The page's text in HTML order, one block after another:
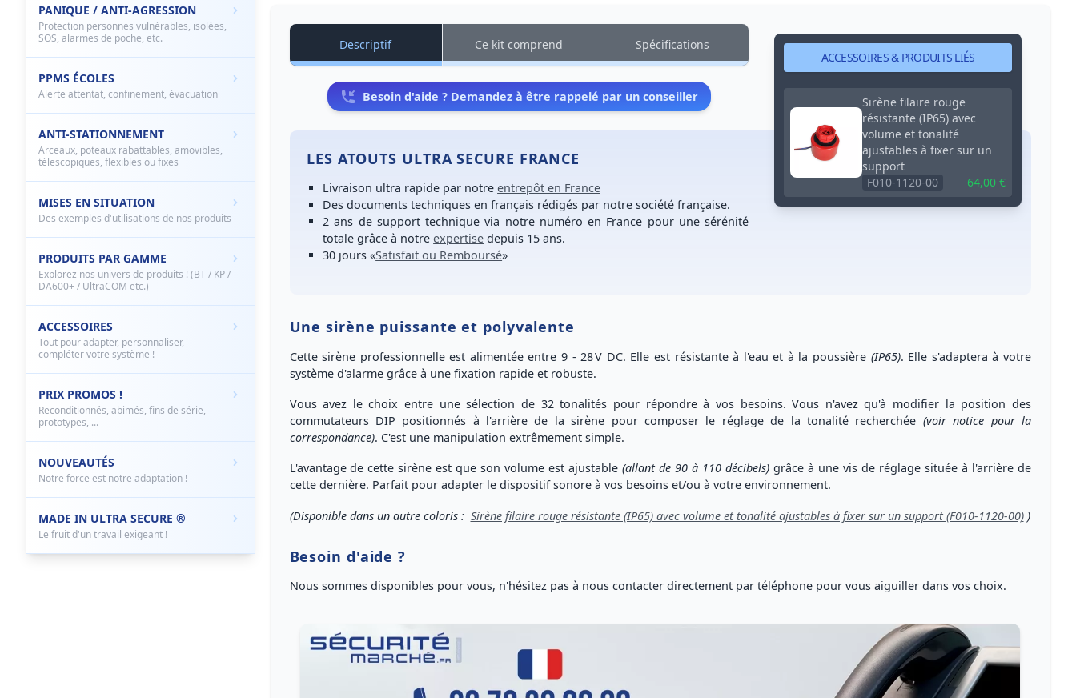
PANIQUE / ANTI-AGRESSION
Protection personnes vulnérables, isolées,
SOS, alarmes de poche, etc.
PPMS ÉCOLES
Alerte attentat, confinement, évacuation
ANTI-STATIONNEMENT
Arceaux, poteaux rabattables, amovibles,
télescopiques, flexibles ou fixes
MISES EN SITUATION
Des exemples d'utilisations de nos produits
PRODUITS PAR GAMME
Explorez nos univers de produits ! (BT / KP /
DA600+ / UltraCOM etc.)
ACCESSOIRES
Tout pour adapter, personnaliser,
compléter votre système !
PRIX PROMOS !
Reconditionnés, abimés, fins de série,
prototypes, ...
NOUVEAUTÉS
Notre force est notre adaptation !
MADE IN ULTRA SECURE ®
Le fruit d'un travail exigeant !
ACCESSOIRES & PRODUITS LIÉS
Sirène filaire rouge
résistante (IP65) avec
volume et tonalité
ajustables à fixer sur un
support
F010-1120-00
64,00 €
Descriptif Ce kit comprend Spécifications
Besoin d'aide ? Demandez à être rappelé par un conseiller
LES ATOUTS ULTRA SECURE FRANCE
Livraison ultra rapide par notreentrepôt en France
Desdocuments techniques en français rédigés par notre société française.
2 ans de support technique via notre numéroen France pour unesérénité
totale grâce à notreexpertise depuis 15 ans.
30 jours«Satisfait ou Remboursé»
Une sirène puissante et polyvalente
Cettesirène professionnelleest alimentée entre 9 - 28 V DC. Elle est résistante à l'eau et à la poussière (IP65). Elle s'adaptera à votre
système d'alarme grâce à une fixation rapide et robuste.
Vous avez le choix entre unesélection de 32 tonalités pour répondre à vos besoins. Vous n'avez qu'à modifier la position des
commutateurs DIP positionnés à l'arrière de la sirène pour composer le réglage de la tonalité recherchée (voir notice pour la
correspondance). C'est une manipulation extrêmement simple.
L'avantage de cette sirène est que sonvolume est ajustable (allant de 90 à 110 décibels) grâce à unevis de réglage située à l'arrière de
cette dernière. Parfait pour adapterle dispositif sonore à vos besoins et/ou à votre environnement.
(Disponible dans un autre coloris : Sirène filaire rouge résistante (IP65) avec volume et tonalité ajustables à fixer sur un support (F010-1120-00) )
Besoin d'aide ?
Nous sommes disponibles pour vous, n'hésitez pas à nous contacter directement par téléphonepour vous aiguiller dans vos choix.